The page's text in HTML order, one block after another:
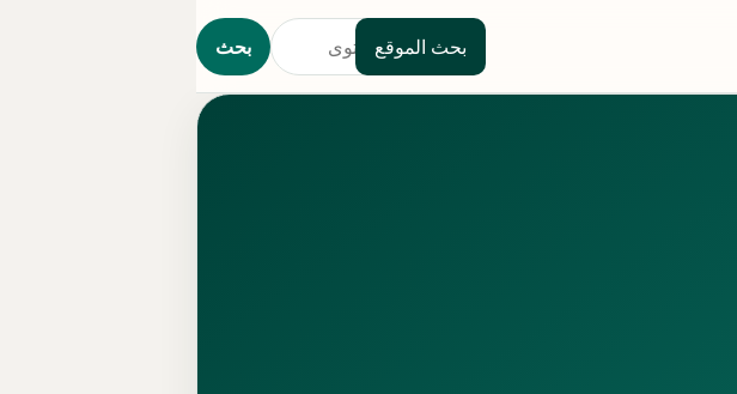
بحث الموقع بحث